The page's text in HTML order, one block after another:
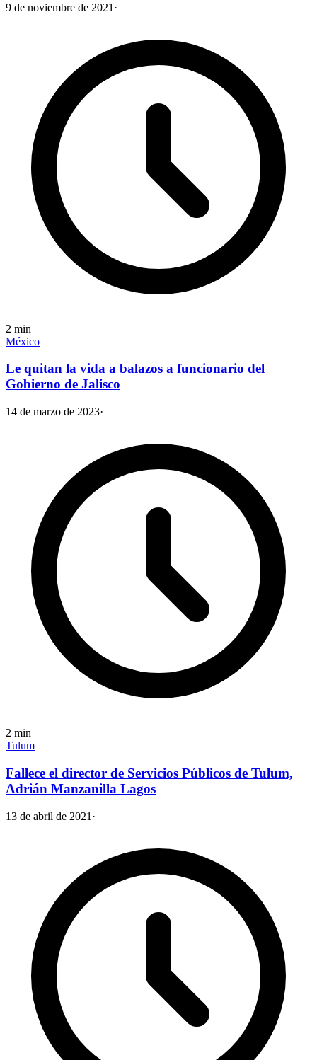
9 de noviembre de 2021 ·
2 min
México
Le quitan la vida a balazos a funcionario del
Gobierno de Jalisco
14 de marzo de 2023·
2 min
Tulum
Fallece el director de Servicios Públicos de Tulum,
Adrián Manzanilla Lagos
13 de abril de 2021 ·